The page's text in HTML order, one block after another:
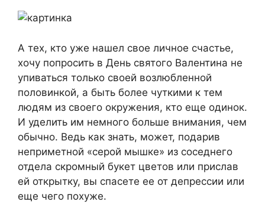
А тех, кто уже нашел свое личное счастье,
хочу попросить в День святого Валентина не
упиваться только своей возлюбленной
половинкой, а быть более чуткими к тем
людям из своего окружения, кто еще одинок.
И уделить им немного больше внимания, чем
обычно. Ведь как знать, может, подарив
неприметной «серой мышке» из соседнего
отдела скромный букет цветов или прислав
ей открытку, вы спасете ее от депрессии или
еще чего похуже.